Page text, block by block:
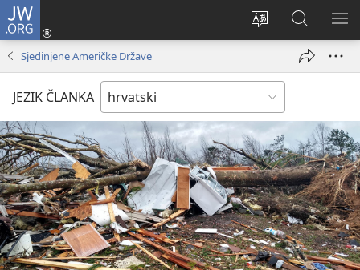
JW.ORG
Promijeni
Prijava
(otvara
prozor)
JW.ORG
|
Pretraga
Sjedinjene Američke Države
JEZIK ČLANKA